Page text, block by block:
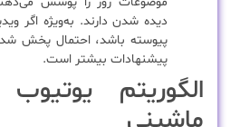
دیده شدن دارند. به‌ویژه اگر
پیوسته باشد، احتمال پخش
پیشنهادات بیشتر است.
الگوریتم